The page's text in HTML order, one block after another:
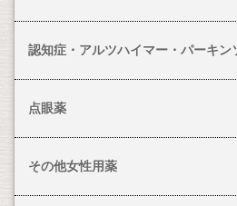
認知症・アルツハイマー・パーキン
点眼薬
その他女性用薬